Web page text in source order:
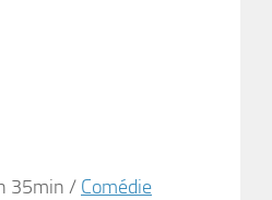
35min / Comédie